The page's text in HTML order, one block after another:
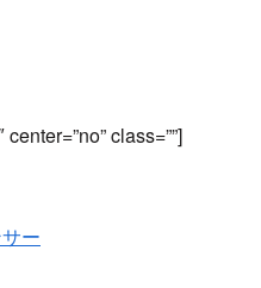
class=””]
ー